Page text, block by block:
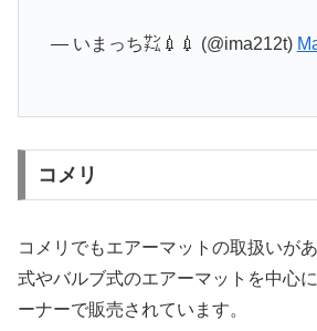
— いまっち㌠💉💉 (@ima212t)
コメリ
コメリでもエアーマットの取扱いが
式やバルブ式のエアーマットを中心
ーナーで販売されています。